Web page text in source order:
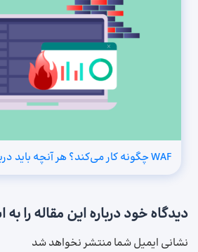
WAF چگونه کار می‌کند؟ هر آنچه باید درباره WAF بدانید
دیدگاه خود درباره این مقاله را
نشانی ایمیل شما منتشر نخواهد شد